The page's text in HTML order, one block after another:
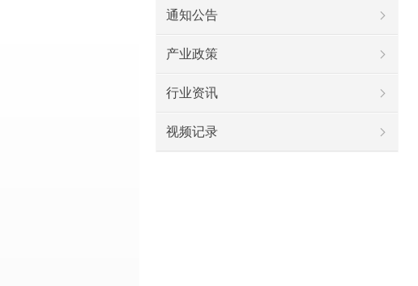
通知公告
产业政策
行业资讯
视频记录